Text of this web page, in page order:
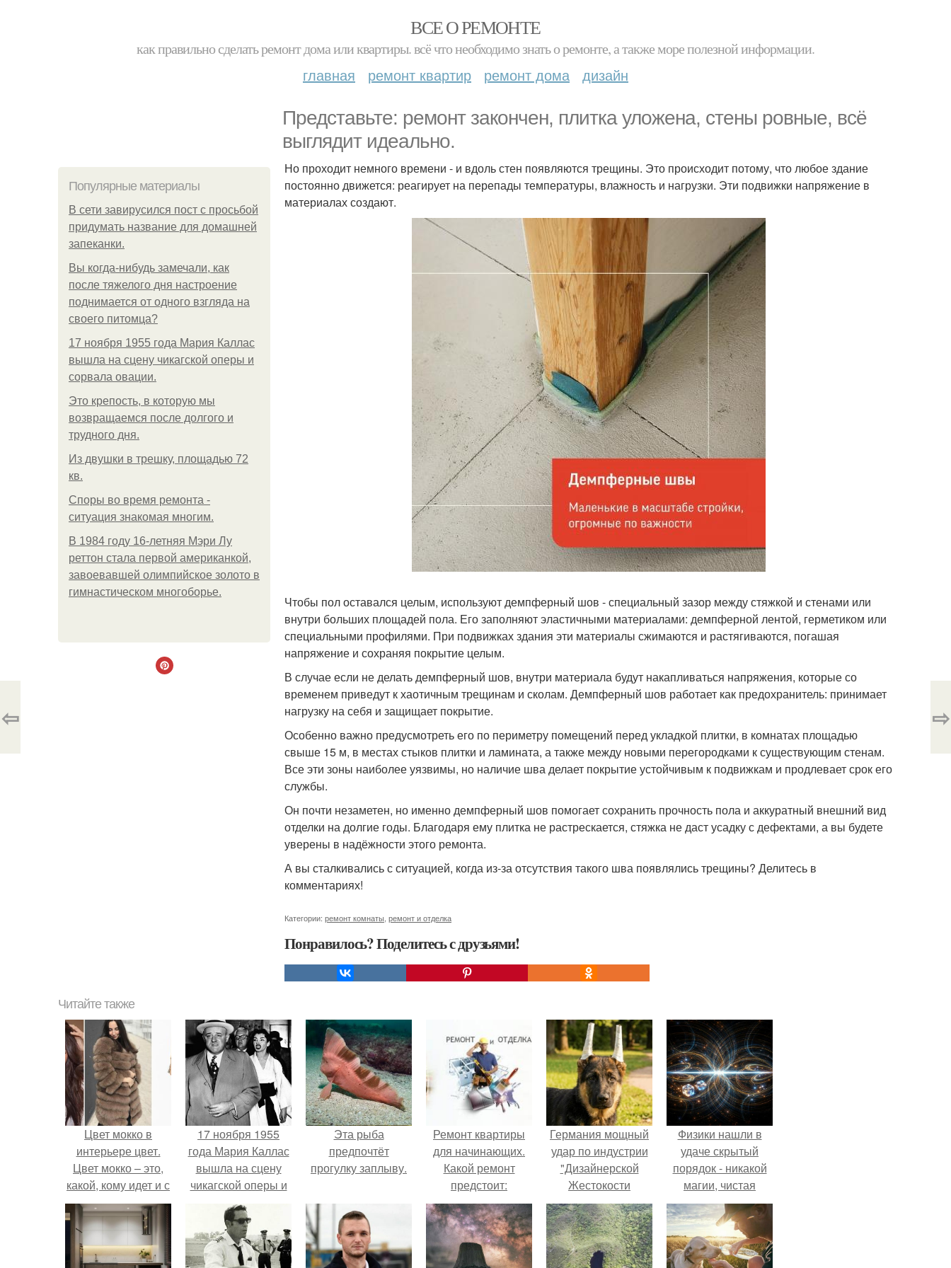
ВСЕ О РЕМОНТЕ
как правильно сделать ремонт дома или квартиры. всё что необходимо знать о ремонте, а также море полезной информации.
главная ремонт квартир ремонт дома дизайн
Представьте: ремонт закончен, плитка уложена, стены ровные, всё
выглядит идеально.
Популярные материалы
В сети завирусился пост с просьбой
придумать название для домашней
запеканки.
Вы когда-нибудь замечали, как
после тяжелого дня настроение
поднимается от одного взгляда на
своего питомца?
17 ноября 1955 года Мария Каллас
вышла на сцену чикагской оперы и
сорвала овации.
Это крепость, в которую мы
возвращаемся после долгого и
трудного дня.
Из двушки в трешку, площадью 72
кв.
Споры во время ремонта -
ситуация знакомая многим.
В 1984 году 16-летняя Мэри Лу
реттон стала первой американкой,
завоевавшей олимпийское золото в
гимнастическом многоборье.
Но проходит немного времени - и вдоль стен появляются трещины. Это происходит потому, что любое здание
постоянно движется: реагирует на перепады температуры, влажность и нагрузки. Эти подвижки напряжение в
материалах создают.
Чтобы пол оставался целым, используют демпферный шов - специальный зазор между стяжкой и стенами или
внутри больших площадей пола. Его заполняют эластичными материалами: демпферной лентой, герметиком или
специальными профилями. При подвижках здания эти материалы сжимаются и растягиваются, погашая
напряжение и сохраняя покрытие целым.
В случае если не делать демпферный шов, внутри материала будут накапливаться напряжения, которые со
временем приведут к хаотичным трещинам и сколам. Демпферный шов работает как предохранитель: принимает
нагрузку на себя и защищает покрытие.
Особенно важно предусмотреть его по периметру помещений перед укладкой плитки, в комнатах площадью
свыше 15 м, в местах стыков плитки и ламината, а также между новыми перегородками к существующим стенам.
Все эти зоны наиболее уязвимы, но наличие шва делает покрытие устойчивым к подвижкам и продлевает срок его
службы.
Он почти незаметен, но именно демпферный шов помогает сохранить прочность пола и аккуратный внешний вид
отделки на долгие годы. Благодаря ему плитка не растрескается, стяжка не даст усадку с дефектами, а вы будете
уверены в надёжности этого ремонта.
А вы сталкивались с ситуацией, когда из-за отсутствия такого шва появлялись трещины? Делитесь в
комментариях!
Категории: ремонт комнаты ремонт и отделка
Понравилось? Поделитесь с друзьями!
⇦ ⇨
Читайте также
Цвет мокко в
интерьере цвет.
Цвет мокко – это,
какой, кому идет и с
чем носить?
17 ноября 1955
года Мария Каллас
вышла на сцену
чикагской оперы и
сорвала овации.
Эта рыба
предпочтёт
прогулку заплыву.
Ремонт квартиры
для начинающих.
Какой ремонт
предстоит:
косметический или
капитальный
Германия мощный
удар по индустрии
"Дизайнерской
Жестокости
нанесла".
Физики нашли в
удаче скрытый
порядок - никакой
магии, чистая
квантовая
механика.